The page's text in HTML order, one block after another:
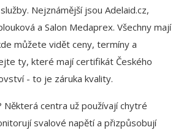
Nejznámější jsou Adelaid.cz,
a Salon Medaprex. Všechny mají
můžete vidět ceny, termíny a
ty, které mají certifikát Českého
- to je záruka kvality.
Některá centra už používají chytré
svalové napětí a přizpůsobují